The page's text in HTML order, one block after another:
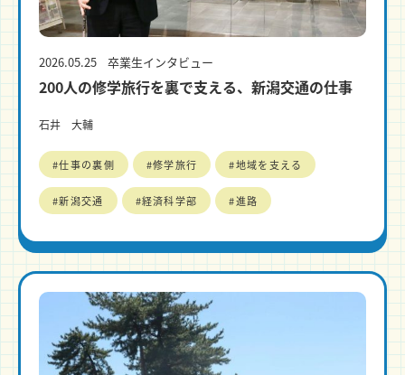
2026.05.25 卒業生インタビュー
200人の修学旅行を裏で支える、新潟交通の仕事
石井 大輔
#仕事の裏側 #修学旅行 #地域を支える
#新潟交通 #経済科学部 #進路